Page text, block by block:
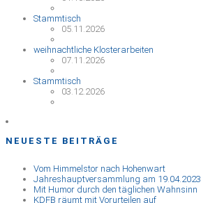
Stammtisch
05.11.2026
weihnachtliche Klosterarbeiten
07.11.2026
Stammtisch
03.12.2026
NEUESTE BEITRÄGE
Vom Himmelstor nach Hohenwart
Jahreshauptversammlung am 19.04.2023
Mit Humor durch den täglichen Wahnsinn
KDFB räumt mit Vorurteilen auf